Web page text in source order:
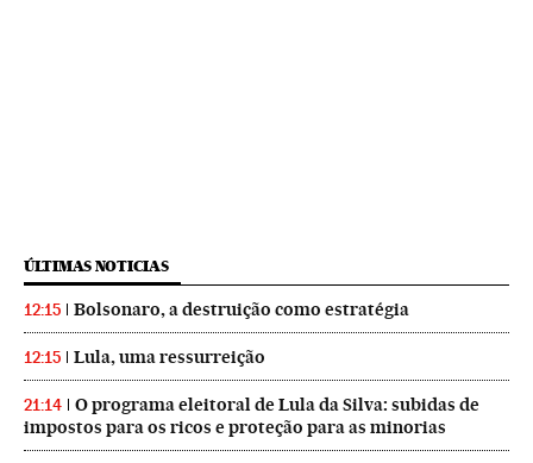
ÚLTIMAS NOTICIAS
12:15 Bolsonaro, a destruição como estratégia
12:15 Lula, uma ressurreição
21:14
O programa eleitoral de Lula da Silva: subidas de
impostos para os ricos e proteção para as minorias